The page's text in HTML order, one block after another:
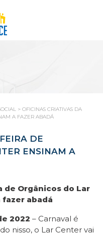
> OFICINAS CRIATIVAS DA
A FAZER ABADÁ
DE
ENSINAM A
de Orgânicos do Lar
fazer abadá
2022 – Carnaval é
nisso, o Lar Center vai